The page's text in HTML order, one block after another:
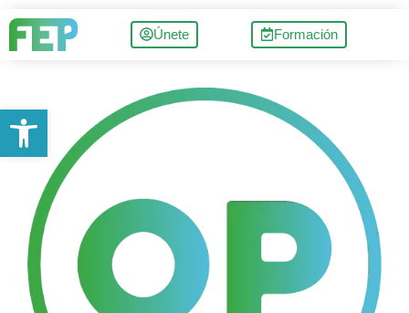
Únete Formación
Abrir barra de herramientas